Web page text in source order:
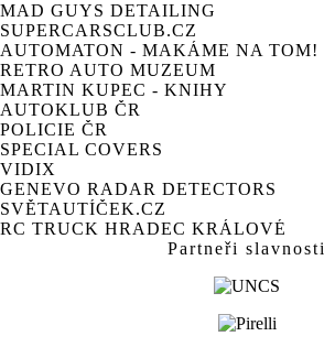
MAD GUYS DETAILING
SUPERCARSCLUB.CZ
AUTOMATON - MAKÁME NA TOM!
RETRO AUTO MUZEUM
MARTIN KUPEC - KNIHY
AUTOKLUB ČR
POLICIE ČR
SPECIAL COVERS
VIDIX
GENEVO RADAR DETECTORS
SVĚTAUTÍČEK.CZ
RC TRUCK HRADEC KRÁLOVÉ
Partneři slavnosti